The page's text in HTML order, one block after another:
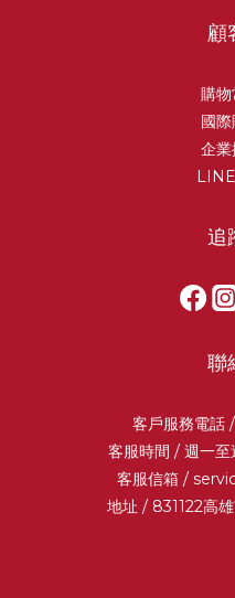
顧
購物
國
企業
追
聯
客戶服務電話
客服時間 / 週一
客服信箱 /
地址 / 831122高